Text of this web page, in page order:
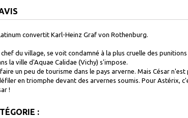
convertit Karl-Heinz Graf von Rothenburg.
du village, se voit condamné à la plus cruelle des
la ville d'Aquae Calidae (Vichy) s'impose.
un peu de tourisme dans le pays arverne. Mais César n'est
en triomphe devant des arvernes soumis. Pour Astérix,
!
: